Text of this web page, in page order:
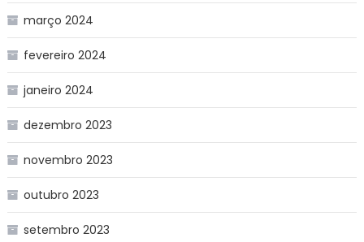
março 2024
fevereiro 2024
janeiro 2024
dezembro 2023
novembro 2023
outubro 2023
setembro 2023